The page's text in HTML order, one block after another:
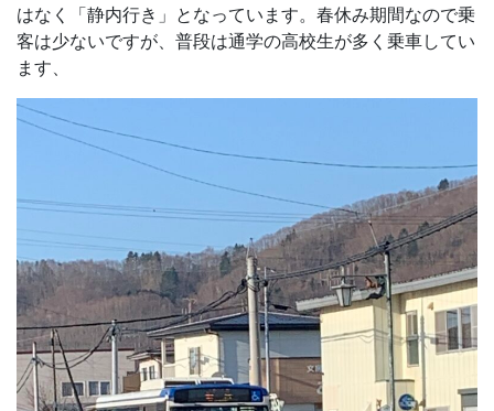
はなく「静内行き」となっています。春休み期間なので乗
客は少ないですが、普段は通学の高校生が多く乗車してい
ます、